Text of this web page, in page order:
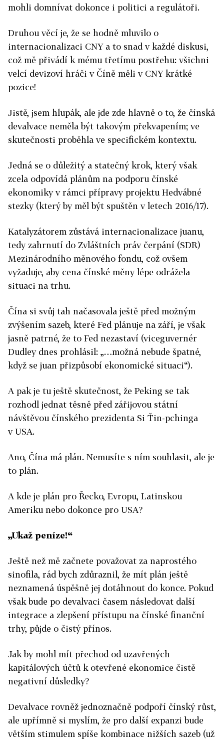
mohli domnívat dokonce i politici a regulátoři.
Druhou věcí je, že se hodně mluvilo o
internacionalizaci CNY a to snad v každé diskusi,
což mě přivádí k mému třetímu postřehu: všichni
velcí devizoví hráči v Číně měli v CNY krátké
pozice!
Jistě, jsem hlupák, ale jde zde hlavně o to, že čínská
devalvace neměla být takovým překvapením; ve
skutečnosti proběhla ve specifickém kontextu.
Jedná se o důležitý a statečný krok, který však
zcela odpovídá plánům na podporu čínské
ekonomiky v rámci přípravy projektu Hedvábné
stezky (který by měl být spuštěn v letech 2016/17).
Katalyzátorem zůstává internacionalizace juanu,
tedy zahrnutí do Zvláštních práv čerpání (SDR)
Mezinárodního měnového fondu, což ovšem
vyžaduje, aby cena čínské měny lépe odrážela
situaci na trhu.
Čína si svůj tah načasovala ještě před možným
zvýšením sazeb, které Fed plánuje na září, je však
jasně patrné, že to Fed nezastaví (viceguvernér
Dudley dnes prohlásil: „…možná nebude špatné,
když se juan přizpůsobí ekonomické situaci“).
A pak je tu ještě skutečnost, že Peking se tak
rozhodl jednat těsně před zářijovou státní
návštěvou čínského prezidenta Si Ťin-pchinga
v USA.
Ano, Čína má plán. Nemusíte s ním souhlasit, ale je
to plán.
A kde je plán pro Řecko, Evropu, Latinskou
Ameriku nebo dokonce pro USA?
„Ukaž peníze!“
Ještě než mě začnete považovat za naprostého
sinofila, rád bych zdůraznil, že mít plán ještě
neznamená úspěšně jej dotáhnout do konce. Pokud
však bude po devalvaci časem následovat další
integrace a zlepšení přístupu na čínské finanční
trhy, půjde o čistý přínos.
Jak by mohl mít přechod od uzavřených
kapitálových účtů k otevřené ekonomice čistě
negativní důsledky?
Devalvace rovněž jednoznačně podpoří čínský růst,
ale upřímně si myslím, že pro další expanzi bude
větším stimulem spíše kombinace nižších sazeb (už